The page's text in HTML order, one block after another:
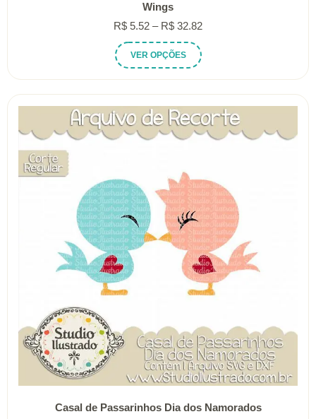
Wings
R$ 5.52 – R$ 32.82Faixa
através
R$ 32.82
VER OPÇÕES
produto
tem
várias
variantes.
As
opções
escolhidas
na
página
do
produto
Casal de Passarinhos Dia dos Namorados